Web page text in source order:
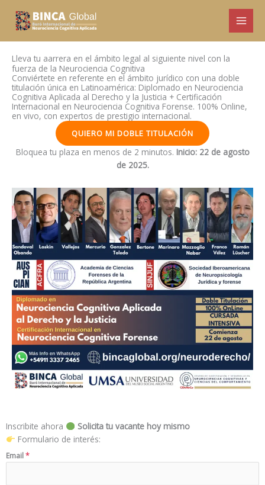
contenido
Lleva tu aarrera en el ámbito legal al siguiente nivel con la
fuerza de la Neurociencia Cognitiva
Conviértete en referente en el ámbito jurídico con una doble
titulación única en Latinoamérica: Diplomado en Neurociencia
Cognitiva Aplicada al Derecho y la Justicia + Certificación
Internacional en Neurociencia Cognitiva Forense. 100% Online,
en vivo, con expertos de prestigio internacional.
QUIERO MI DOBLE TITULACIÓN
Bloquea tu plaza en menos de 2 minutos. Inicio: 22 de agosto
de 2025.
Inscribite ahora
Solicita tu vacante hoy mismo
Formulario de interés:
Email*